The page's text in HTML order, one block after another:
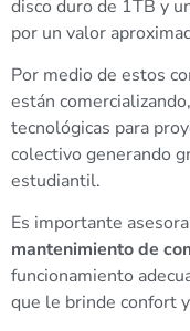
disco duro de 1TB y
por un valor
Por medio de estos
están
tecnológicas para
colectivo generando
estudiantil.
Es importante
mantenimiento de
funcionamiento
que le brinde confort